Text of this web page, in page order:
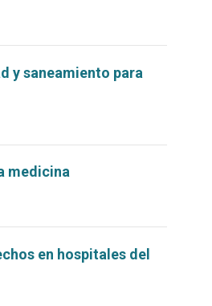
y saneamiento para
medicina
en hospitales del